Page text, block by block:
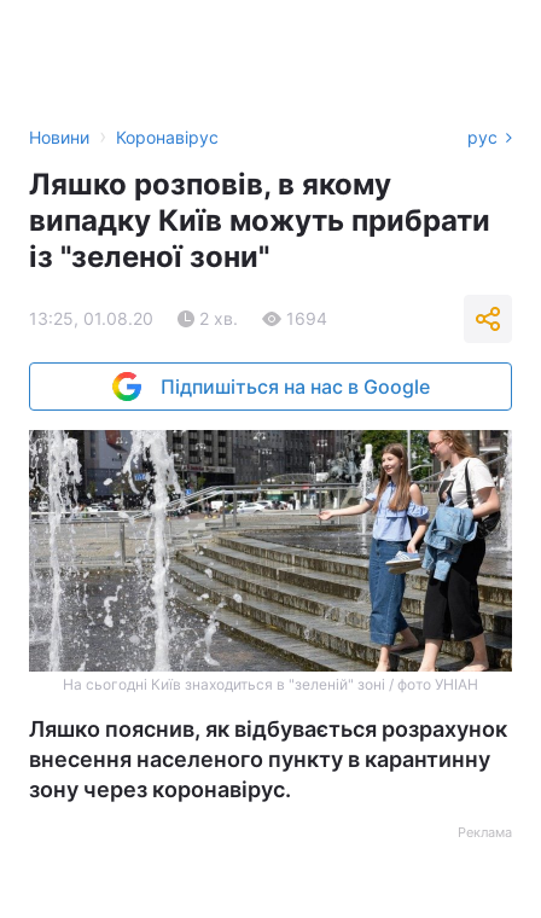
Новини › Коронавірус рус
Ляшко розповів, в якому
випадку Київ можуть прибрати
із "зеленої зони"
13:25, 01.08.20 2 хв. 1694
Підпишіться на нас в Google
На сьогодні Київ знаходиться в "зеленій" зоні / фото УНІАН
Ляшко пояснив, як відбувається розрахунок
внесення населеного пункту в карантинну
зону через коронавірус.
Реклама